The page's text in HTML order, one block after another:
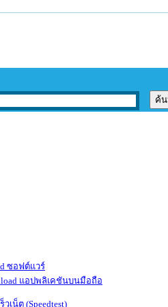
ซอฟต์แวร์
แอปพลิเคชันบนมือถือ
วเน็ต (Speedtest)